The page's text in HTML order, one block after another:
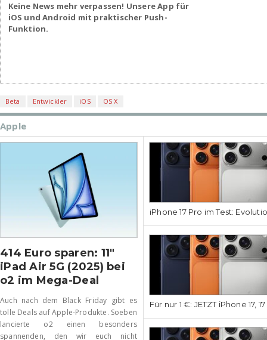
Keine News mehr verpassen! Unsere App für
iOS und Android mit praktischer Push-
Funktion.
Beta Entwickler iOS OS X
Apple
414 Euro sparen: 11″
iPad Air 5G (2025) bei
o2 im Mega-Deal
Auch nach dem Black Friday gibt es
tolle Deals auf Apple-Produkte. Soeben
lancierte o2 einen besonders
spannenden, den wir euch nicht
iPhone 17 Pro im Test:
Für nur 1 €: JETZT iPhone 17,